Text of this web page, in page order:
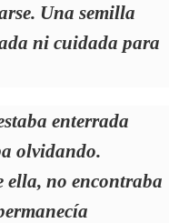
Una semilla
ni cuidada para
enterrada
olvidando.
ella, no encontraba